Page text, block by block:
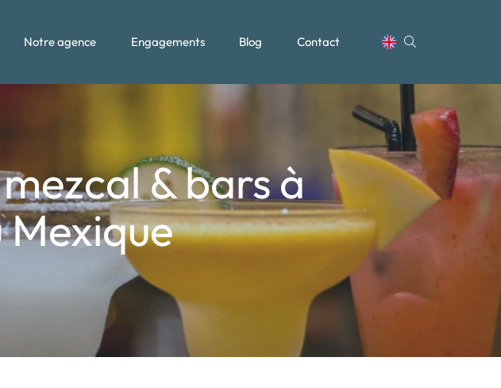
Notre agence Engagements Blog Contact
& bars à